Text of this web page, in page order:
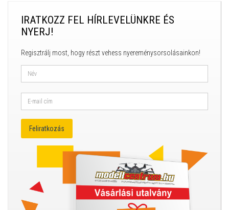
IRATKOZZ FEL HÍRLEVELÜNKRE ÉS
NYERJ!
Regisztrálj most, hogy részt vehess nyereménysorsolásainkon!